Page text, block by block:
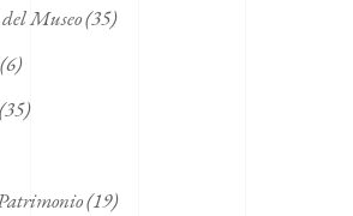
Museo(35)
(6)
(35)
(19)